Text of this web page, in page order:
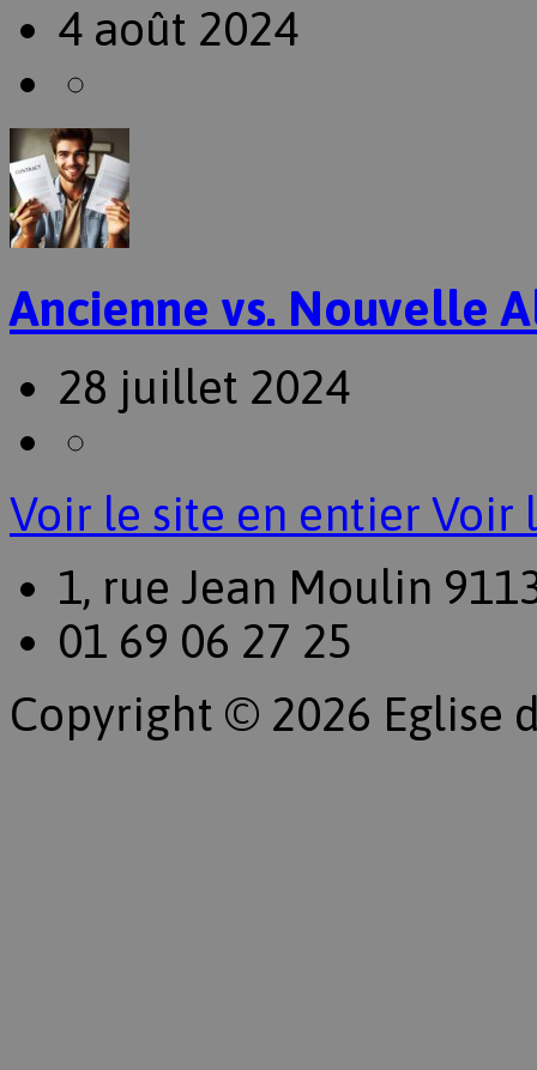
4 août 2024
Ancienne vs. Nouvelle
28 juillet 2024
Voir le site en entier Voir
1, rue Jean Moulin
01 69 06 27 25
Copyright © 2026 Eglise